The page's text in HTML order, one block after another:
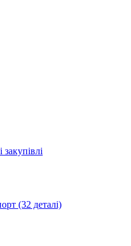
(32 деталі)